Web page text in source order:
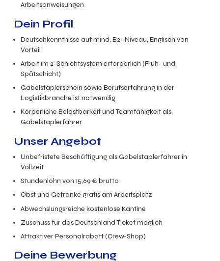
Arbeitsanweisungen
Dein Profil
Deutschkenntnisse auf mind. B2- Niveau, Englisch von
Vorteil
Arbeit im 2-Schichtsystem erforderlich (Früh- und
Spätschicht)
Gabelstaplerschein sowie Berufserfahrung in der
Logistikbranche ist notwendig
Körperliche Belastbarkeit und Teamfähigkeit als
Gabelstaplerfahrer
Unser Angebot
Unbefristete Beschäftigung als Gabelstaplerfahrer in
Vollzeit
Stundenlohn von15,69 € brutto
Obst und Getränke gratis am Arbeitsplatz
Abwechslungsreiche kostenlose Kantine
Zuschuss für das Deutschland Ticket möglich
Attraktiver Personalrabatt (Crew-Shop)
Deine Bewerbung